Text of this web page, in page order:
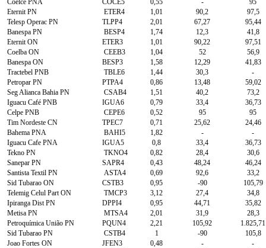
Coelce PNA COCE5 0,55 -
95
Eternit PN
ETER4 1,01 90,2
97,5
Telesp Operac PN
TLPP4 2,01 67,27
95,44
Banespa PN
BESP4 1,74 12,3
41,8
Eternit ON
ETER3 1,01 90,22
97,51
Coelba ON
CEEB3 1,04 52
56,9
Banespa ON
BESP3 1,58 12,29
41,83
Tractebel PNB
TBLE6 1,44 30,3
-
Petropar PN
PTPA4 0,86 13,48
59,02
Seg Alianca Bahia PN
CSAB4 1,51 40,2
73,2
Iguacu Café PNB
IGUA6 0,79 33,4
36,73
Celpe PNB
CEPE6 0,52 95
95
Tim Nordeste CN
TPEC7 0,71 25,62
24,46
Bahema PNA
BAHI5 1,82 -
-
Iguacu Cafe PNA
IGUA5 0,8 33,4
36,73
Tekno PN
TKNO4 0,82 28,4
30,6
Sanepar PN
SAPR4 0,43 48,24
46,24
Santista Textil PN
ASTA4 0,69 92,6
33,2
Sid Tubarao ON
CSTB3 0,95 -90
105,79
Telemig Celul Part ON
TMCP3 3,12 27,4
34,8
Ipiranga Dist PN
DPPI4 0,95 44,71
35,82
Metisa PN
MTSA4 2,01 31,9
28,3
Petroquímica União PN
PQUN4 2,21 105,92
1.825,71
Sid Tubarao PN
CSTB4 1 -90
105,8
Joao Fortes ON
JFEN3 0,48 -
-